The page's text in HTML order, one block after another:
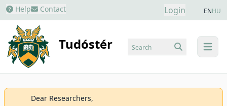
Help Contact Login ENHU
Tudóstér menu
Search
Dear Researchers,